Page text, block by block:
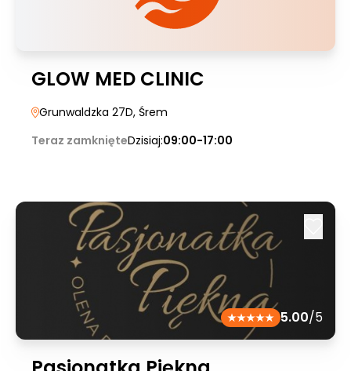
GLOW MED CLINIC
Grunwaldzka 27D, Śrem
Teraz zamknięteDzisiaj:09:00-17:00
5.00/5